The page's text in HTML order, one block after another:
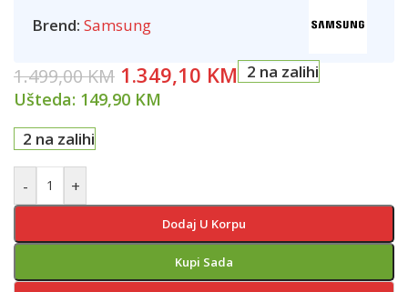
Brend: Samsung
1.499,00KM 1.349,10 KM 2 na zalihi
Ušteda: 149,90 KM
2 na zalihi
- +
Dodaj U Korpu
Kupi Sada